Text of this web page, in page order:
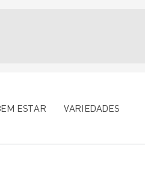
ESTAR VARIEDADES